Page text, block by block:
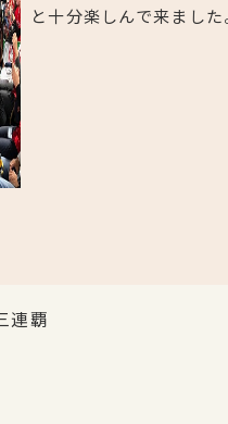
と十分楽しんで来ました
連覇